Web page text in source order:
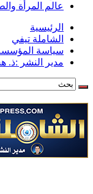
عالم المرأة
الرئيسية
الشاملة تيفي
سياسة المؤسسة
مدير النشر :ذ.